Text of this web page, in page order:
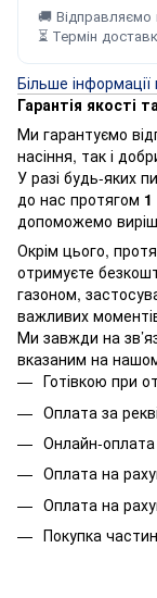
🚚 Відправляємо
⏳ Термін
Більше
Гарантія якості
Ми гарантуємо
насіння, так і
У разі будь-яких
до нас протягом
допоможемо
Окрім цього,
отримуєте
газоном,
важливих
Ми завжди на
вказаним на
Готівкою при
Оплата за
Онлайн-оплата
Оплата на
Оплата на
Покупка